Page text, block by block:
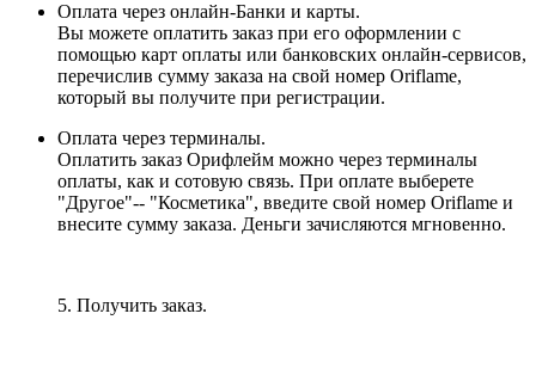
Оплата через онлайн-Банки и карты.
Вы можете оплатить заказ при его оформлении с
помощью карт оплаты или банковских онлайн-сервисов,
перечислив сумму заказа на свой номер Oriflame,
который вы получите при регистрации.
Оплата через терминалы.
Оплатить заказ Орифлейм можно через терминалы
оплаты, как и сотовую связь. При оплате выберете
"Другое"-- "Косметика", введите свой номер Oriflame и
внесите сумму заказа. Деньги зачисляются мгновенно.
5. Получить заказ.